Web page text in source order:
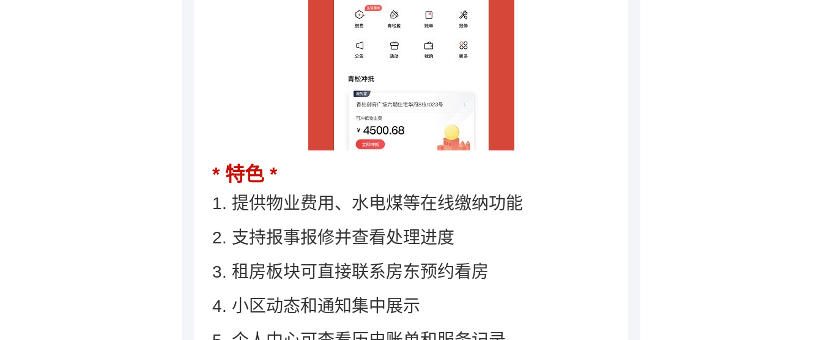
特色
1. 提供物业费用、水电煤等在线缴纳功能
2. 支持报事报修并查看处理进度
3. 租房板块可直接联系房东预约看房
4. 小区动态和通知集中展示